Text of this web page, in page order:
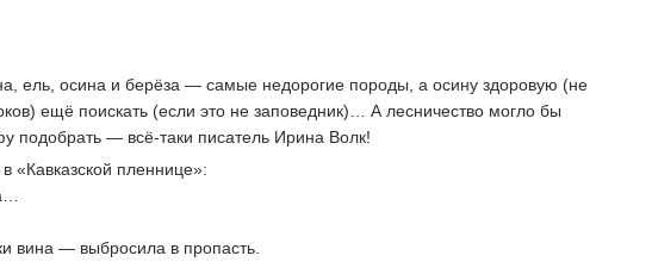
ель, осина и берёза — самые недорогие породы, а осину здоровую (не
ещё поискать (если это не заповедник)… А лесничество могло бы
подобрать — всё-таки писатель Ирина Волк!
«Кавказской пленнице»:
вина — выбросила в пропасть.